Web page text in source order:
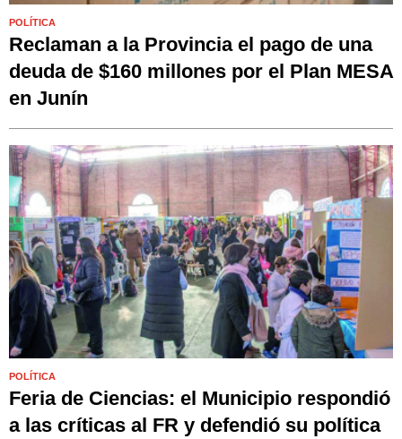
POLÍTICA
Reclaman a la Provincia el pago de una
deuda de $160 millones por el Plan MESA
en Junín
POLÍTICA
Feria de Ciencias: el Municipio respondió
a las críticas al FR y defendió su política